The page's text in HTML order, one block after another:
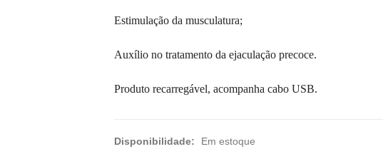
Estimulação da musculatura;
Auxílio no tratamento da ejaculação precoce.
Produto recarregável, acompanha cabo USB.
Disponibilidade: Em estoque